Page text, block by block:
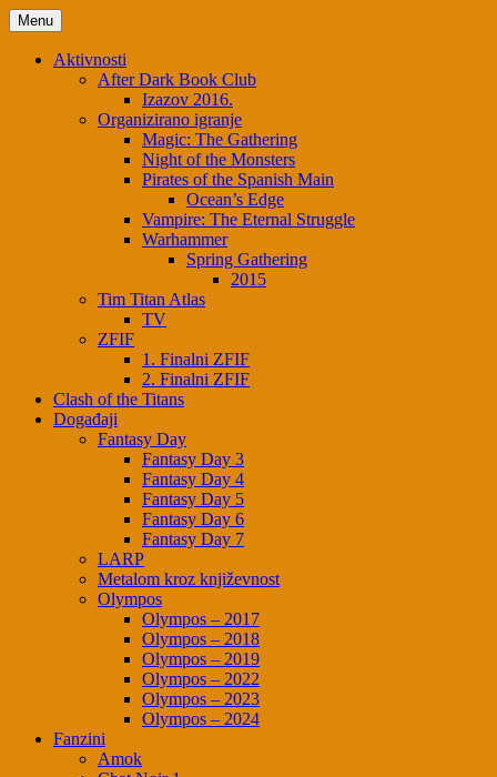
Skip
to
content
Menu
Aktivnosti
After Dark Book Club
Izazov 2016.
Organizirano igranje
Magic: The Gathering
Night of the Monsters
Pirates of the Spanish Main
Ocean’s Edge
Vampire: The Eternal Struggle
Warhammer
Spring Gathering
2015
Tim Titan Atlas
TV
ZFIF
1. Finalni ZFIF
2. Finalni ZFIF
Clash of the Titans
Događaji
Fantasy Day
Fantasy Day 3
Fantasy Day 4
Fantasy Day 5
Fantasy Day 6
Fantasy Day 7
LARP
Metalom kroz književnost
Olympos
Olympos – 2017
Olympos – 2018
Olympos – 2019
Olympos – 2022
Olympos – 2023
Olympos – 2024
Fanzini
Amok